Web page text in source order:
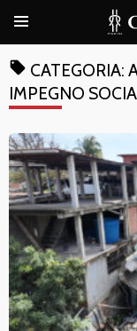
local_offer CATEGORIA:
IMPEGNO